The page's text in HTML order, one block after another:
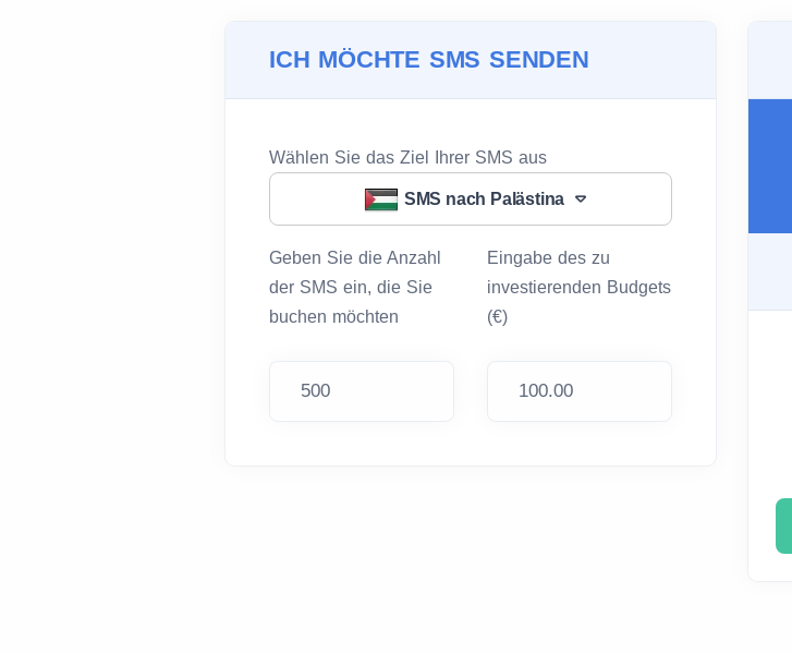
ICH MÖCHTE SMS SENDEN
Wählen Sie das Ziel Ihrer SMS aus
SMS nach Palästina
Geben Sie die Anzahl
der SMS ein, die Sie
buchen möchten
Eingabe des zu
investierenden Budgets
(€)